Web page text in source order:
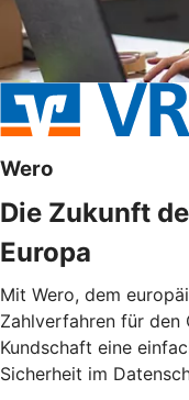
Wero
Die Zukunft
Europa
Mit Wero, dem
Zahlverfahren für den
Kundschaft eine
Sicherheit im